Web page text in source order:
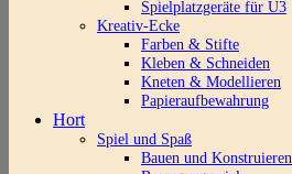
Spielplatzgeräte für U3
Kreativ-Ecke
Farben & Stifte
Kleben & Schneiden
Kneten & Modellieren
Papieraufbewahrung
Hort
Spiel und Spaß
Bauen und Konstruieren